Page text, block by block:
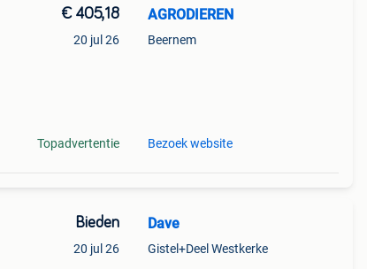
€ 405,18
20 jul 26
Topadvertentie
AGRODIEREN
Beernem
Bezoek website
Bieden
20 jul 26
Dave
Gistel+Deel Westkerke